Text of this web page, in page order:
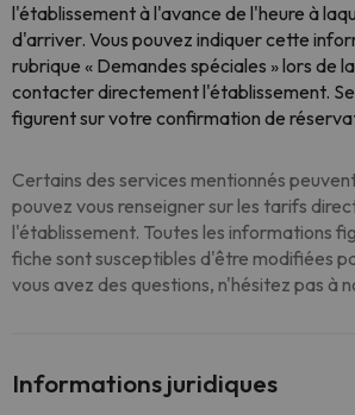
l'établissement à l'avance de l'heure à
d'arriver. Vous pouvez indiquer cette
rubrique « Demandes spéciales » lors de
contacter directement l'établissement.
figurent sur votre confirmation de
Certains des services mentionnés
pouvez vous renseigner sur les tarifs
l'établissement. Toutes les informations
fiche sont susceptibles d'être modifiées
vous avez des questions, n'hésitez pas à
Informations juridiques